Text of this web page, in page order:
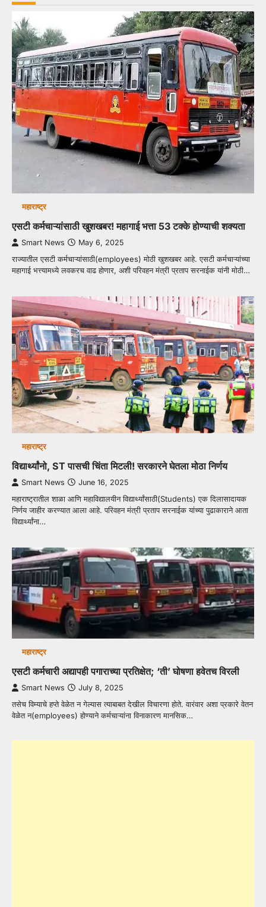
महाराष्ट्र
एसटी कर्मचाऱ्यांसाठी खुशखबर! महागाई भत्ता 53 टक्के होण्याची शक्यता
Smart News May 6, 2025
राज्यातील एसटी कर्मचाऱ्यांसाठी(employees) मोठी खुशखबर आहे. एसटी कर्मचाऱ्यांच्या
महागाई भत्त्यामध्ये लवकरच वाढ होणार, अशी परिवहन मंत्री प्रताप सरनाईक यांनी मोठी…
महाराष्ट्र
विद्यार्थ्यांनो, ST पासची चिंता मिटली! सरकारने घेतला मोठा निर्णय
Smart News June 16, 2025
महाराष्ट्रातील शाळा आणि महाविद्यालयीन विद्यार्थ्यांसाठी(Students) एक दिलासादायक
निर्णय जाहीर करण्यात आला आहे. परिवहन मंत्री प्रताप सरनाईक यांच्या पुढाकाराने आता
विद्यार्थ्यांना…
महाराष्ट्र
एसटी कर्मचारी अद्यापही पगाराच्या प्रतिक्षेत; ‘ती’ घोषणा हवेतच विरली
Smart News July 8, 2025
तसेच विम्याचे हप्ते वेळेत न गेल्यास त्याबाबत देखील विचारणा होते. वारंवार अशा प्रकारे वेतन
वेळेत न(employees) होण्याने कर्मचाऱ्यांना विनाकारण मानसिक…